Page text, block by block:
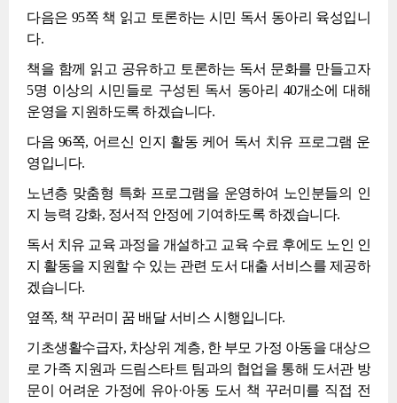
다음은 95쪽 책 읽고 토론하는 시민 독서 동아리 육성입니
다.
책을 함께 읽고 공유하고 토론하는 독서 문화를 만들고자
5명 이상의 시민들로 구성된 독서 동아리 40개소에 대해
운영을 지원하도록 하겠습니다.
다음 96쪽, 어르신 인지 활동 케어 독서 치유 프로그램 운
영입니다.
노년층 맞춤형 특화 프로그램을 운영하여 노인분들의 인
지 능력 강화, 정서적 안정에 기여하도록 하겠습니다.
독서 치유 교육 과정을 개설하고 교육 수료 후에도 노인 인
지 활동을 지원할 수 있는 관련 도서 대출 서비스를 제공하
겠습니다.
옆쪽, 책 꾸러미 꿈 배달 서비스 시행입니다.
기초생활수급자, 차상위 계층, 한 부모 가정 아동을 대상으
로 가족 지원과 드림스타트 팀과의 협업을 통해 도서관 방
문이 어려운 가정에 유아·아동 도서 책 꾸러미를 직접 전